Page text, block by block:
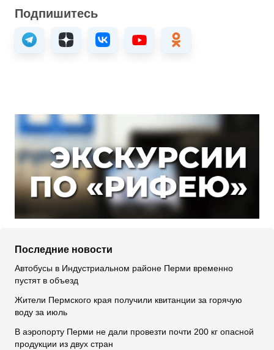
Подпишитесь
Последние новости
Автобусы в Индустриальном районе Перми временно
пустят в объезд
Жители Пермского края получили квитанции за горячую
воду за июль
В аэропорту Перми не дали провезти почти 200 кг опасной
продукции из двух стран